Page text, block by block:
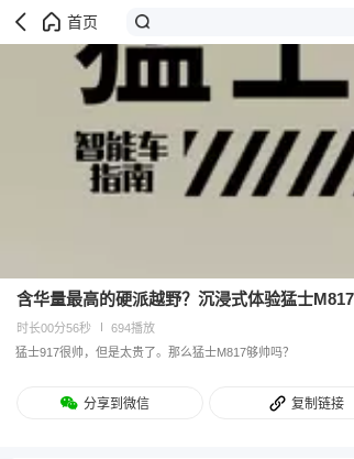
首页
含华量最高的硬派越野？沉浸式体验猛士
时长00分56秒 694播放
猛士917很帅，但是太贵了。那么猛士M817够帅吗？
分享到微信 复制链接